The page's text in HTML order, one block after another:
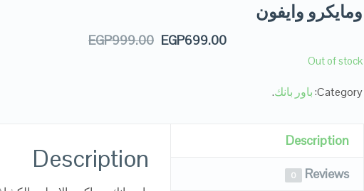
ومايكرو وايفون
EGP999.00 EGP699.00
Out of stock
Category: باور بانك.
Description
Reviews
0
Description